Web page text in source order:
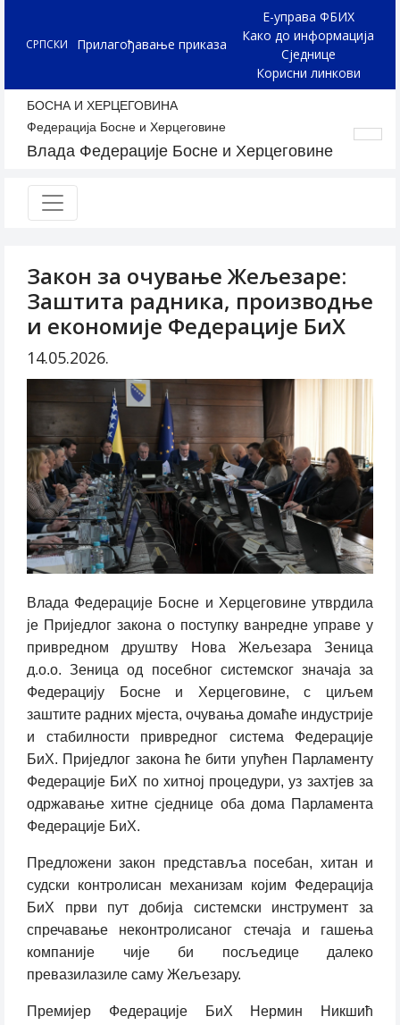
СРПСКИ Прилагођавање приказа
Е-управа ФБИХ
Како до информација
Сједнице
Корисни линкови
БОСНА И ХЕРЦЕГОВИНА
Федерација Босне и Херцеговине
Влада Федерације Босне и Херцеговине
Закон за очување Жељезаре:
Заштита радника, производње
и економије Федерације БиХ
14.05.2026.
Влада Федерације Босне и Херцеговине утврдила
је Приједлог закона о поступку ванредне управе у
привредном друштву Нова Жељезара Зеница
д.о.о. Зеница од посебног системског значаја за
Федерацију Босне и Херцеговине, с циљем
заштите радних мјеста, очувања домаће индустрије
и стабилности привредног система Федерације
БиХ. Приједлог закона ће бити упућен Парламенту
Федерације БиХ по хитној процедури, уз захтјев за
одржавање хитне сједнице оба дома Парламента
Федерације БиХ.
Предложени закон представља посебан, хитан и
судски контролисан механизам којим Федерација
БиХ први пут добија системски инструмент за
спречавање неконтролисаног стечаја и гашења
компаније чије би посљедице далеко
превазилазиле саму Жељезару.
Премијер Федерације БиХ Нермин Никшић